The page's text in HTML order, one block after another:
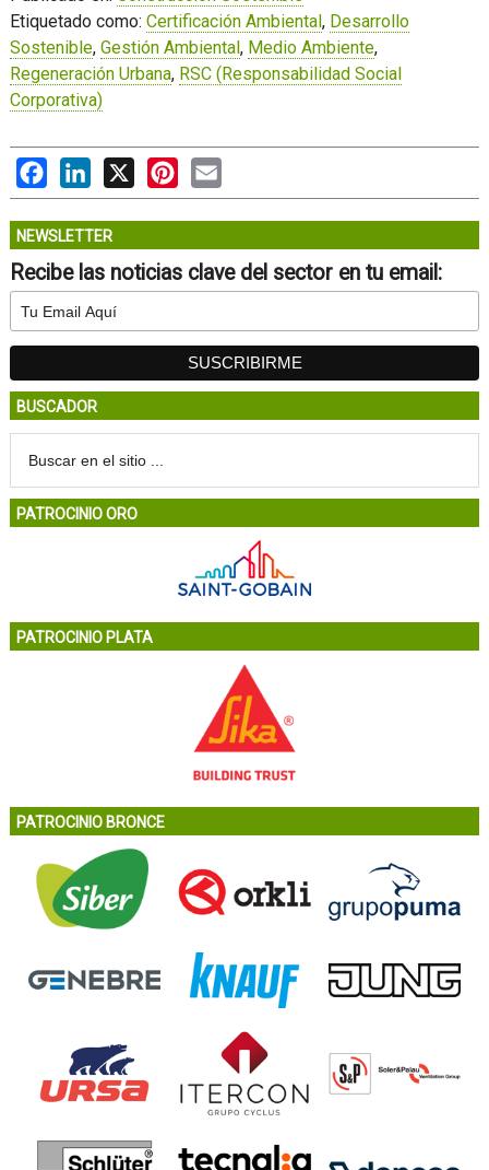
Etiquetado como: Certificación Ambiental, Desarrollo
Sostenible, Gestión Ambiental, Medio Ambiente,
Regeneración Urbana, RSC (Responsabilidad Social
Corporativa)
FacebookLinkedIn
X PinterestEmail
NEWSLETTER
Recibe las noticias clave del sector en tu email:
BUSCADOR
PATROCINIO ORO
PATROCINIO PLATA
PATROCINIO BRONCE